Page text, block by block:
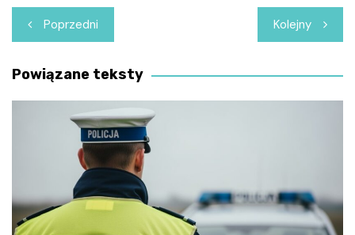
Nawigacja
wpisu
Poprzedni Kolejny
Powiązane teksty